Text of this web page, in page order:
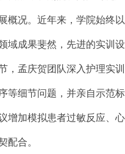
概况。近年来，学院始终
域成果斐然，先进的实训
，孟庆贺团队深入护理实
等细节问题，并亲自示范
增加模拟患者过敏反应、
合。